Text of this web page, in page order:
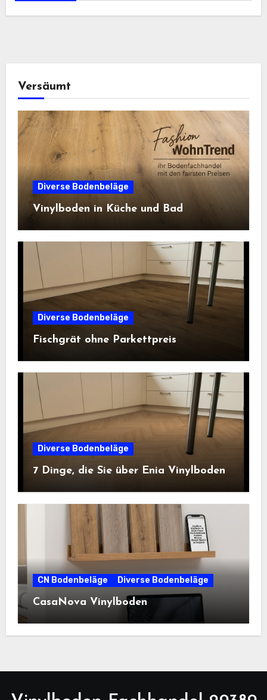
Versäumt
Diverse Bodenbeläge
Vinylboden in Küche und Bad
Diverse Bodenbeläge
Fischgrät ohne Parkettpreis
Diverse Bodenbeläge
7 Dinge, die Sie über Enia Vinylboden
CN Bodenbeläge Diverse Bodenbeläge
CasaNova Vinylboden